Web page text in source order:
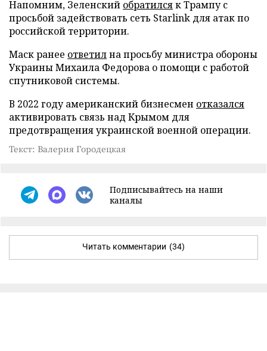
Напомним, Зеленский обратилсяк Трампу с
просьбой задействовать сеть Starlink для атак по
российской территории.
Маск ранее ответилна просьбу министра обороны
Украины Михаила Федорова о помощи с работой
спутниковой системы.
В 2022 году американский бизнесмен отказался
активировать связь над Крымом для
предотвращения украинской военной операции.
Текст: Валерия Городецкая
Подписывайтесь на наши
каналы
Читать комментарии (34)